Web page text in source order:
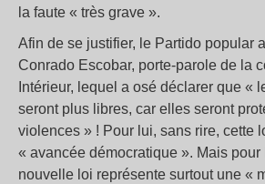
la faute « très grave ».
Afin de se justifier, le Partido popular
Conrado Escobar, porte-parole de la
Intérieur, lequel a osé déclarer que «
seront plus libres, car elles seront
violences » ! Pour lui, sans rire, cette
« avancée démocratique ». Mais pour
nouvelle loi représente surtout une «